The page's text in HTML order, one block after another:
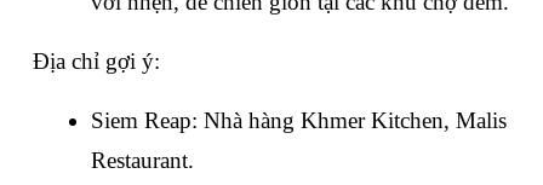
Địa chỉ gợi ý:
Siem Reap: Nhà hàng Khmer Kitchen, Malis
Restaurant.